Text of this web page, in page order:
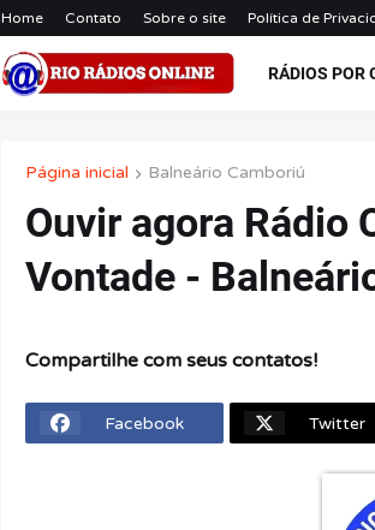
Home Contato Sobre o site Política de
RÁDIOS POR
Página inicial Balneário Camboriú
Ouvir agora Rádio
Vontade -
Compartilhe com seus contatos!
Facebook Twitter